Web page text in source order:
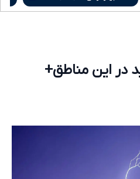
در این مناطق+